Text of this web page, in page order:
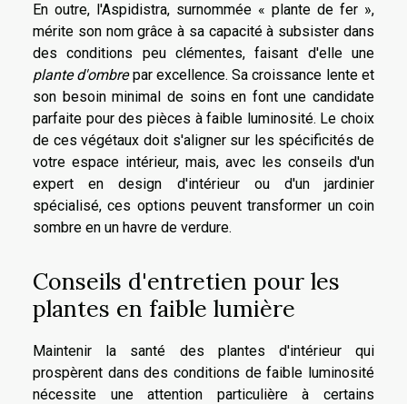
En outre, l'Aspidistra, surnommée « plante de fer »,
mérite son nom grâce à sa capacité à subsister dans
des conditions peu clémentes, faisant d'elle une
plante d'ombrepar excellence. Sa croissance lente et
son besoin minimal de soins en font une candidate
parfaite pour des pièces à faible luminosité. Le choix
de ces végétaux doit s'aligner sur les spécificités de
votre espace intérieur, mais, avec les conseils d'un
expert en design d'intérieur ou d'un jardinier
spécialisé, ces options peuvent transformer un coin
sombre en un havre de verdure.
Conseils d'entretien pour les
plantes en faible lumière
Maintenir la santé des plantes d'intérieur qui
prospèrent dans des conditions de faible luminosité
nécessite une attention particulière à certains